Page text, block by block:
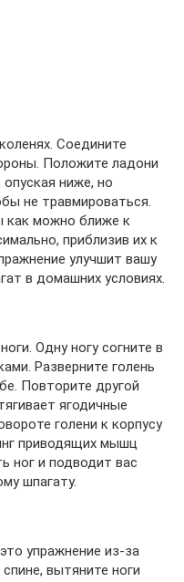
Соедините
Положите ладони
ниже, но
не травмироваться.
как можно ближе к
приблизив их к
улучшит вашу
в домашних условиях.
Одну ногу согните в
Разверните голень
Повторите другой
ягодичные
голени к корпусу
приводящих мышц
ног и подводит вас
шпагату.
упражнение из-за
вытяните ноги